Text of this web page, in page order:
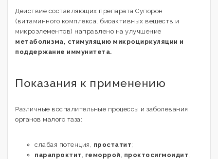
Действие составляющих препарата Супорон
(витаминного комплекса, биоактивных веществ и
микроэлементов) направлено на улучшение
метаболизма, стимуляцию микроциркуляции и
поддержание иммунитета.
Показания к применению
Различные воспалительные процессы и заболевания
органов малого таза:
слабая потенция, простатит;
парапроктит
геморрой проктосигмоидит